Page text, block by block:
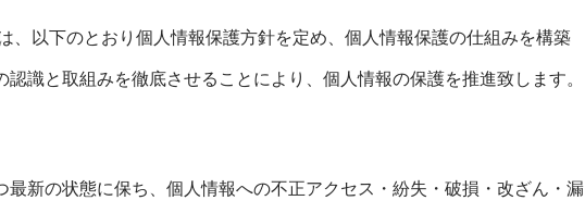
、以下のとおり個人情報保護方針を定め、個人情報保護の仕組みを構築
識と取組みを徹底させることにより、個人情報の保護を推進致します。
新の状態に保ち、個人情報への不正アクセス・紛失・破損・改ざん・漏